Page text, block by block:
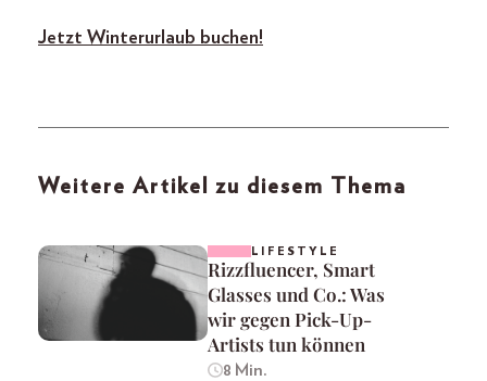
Jetzt Winterurlaub buchen!
Weitere Artikel zu diesem Thema
LIFESTYLE
Rizzfluencer, Smart
Glasses und Co.: Was
wir gegen Pick-Up-
Artists tun können
8 Min.